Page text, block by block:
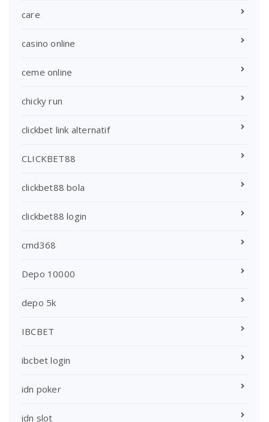
care
casino online
ceme online
chicky run
clickbet link alternatif
CLICKBET88
clickbet88 bola
clickbet88 login
cmd368
Depo 10000
depo 5k
IBCBET
ibcbet login
idn poker
idn slot